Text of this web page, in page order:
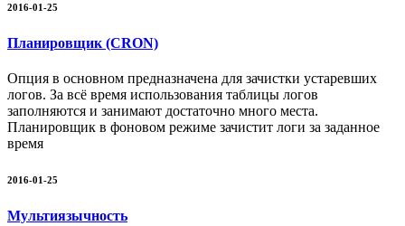
2016-01-25
Планировщик (CRON)
Опция в основном предназначена для зачистки устаревших
логов. За всё время использования таблицы логов
заполняются и занимают достаточно много места.
Планировщик в фоновом режиме зачистит логи за заданное
время
2016-01-25
Мультиязычность